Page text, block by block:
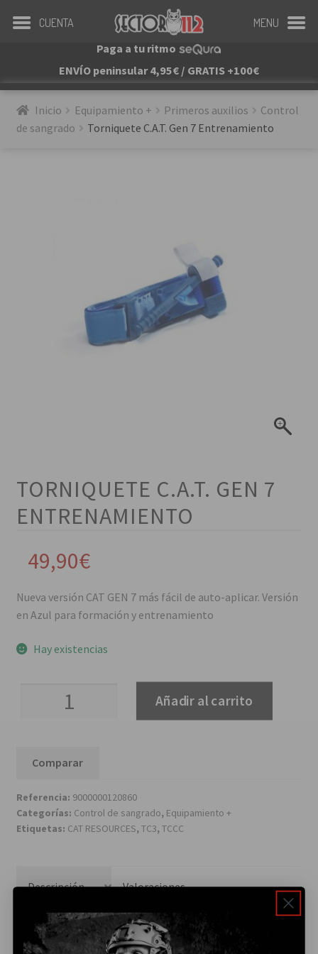
Paga a tu ritmo
ENVÍO peninsular 4,95€ / GRATIS +100€
Inicio Equipamiento + Primeros auxilios
Control
de sangrado
Torniquete C.A.T. Gen 7 Entrenamiento
TORNIQUETE C.A.T. GEN 7
ENTRENAMIENTO
49,90€
Nueva versión CAT GEN 7 más fácil de auto-aplicar. Versión
en Azul para formación y entrenamiento
Hay existencias
Torniquete
Entrenamiento
Añadir al carrito
Comparar
Referencia: 9000000120860
Categorías: Control de sangrado, Equipamiento +
Etiquetas: CAT RESOURCES,TC3,TCCC
Descripción
Valoraciones
CUENTA MENU